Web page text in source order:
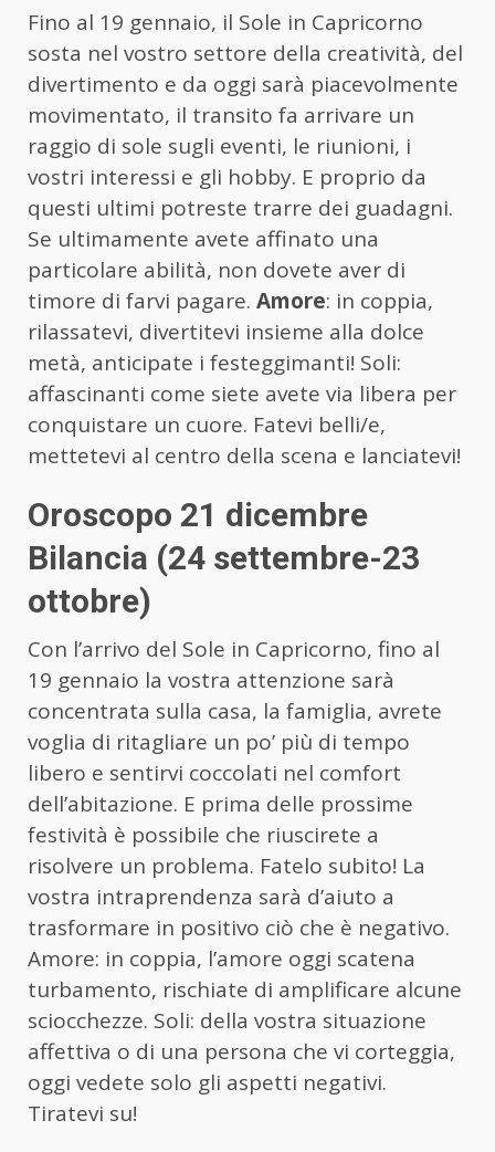
Fino al 19 gennaio, il Sole in Capricorno
sosta nel vostro settore della creatività, del
divertimento e da oggi sarà piacevolmente
movimentato, il transito fa arrivare un
raggio di sole sugli eventi, le riunioni, i
vostri interessi e gli hobby. E proprio da
questi ultimi potreste trarre dei guadagni.
Se ultimamente avete affinato una
particolare abilità, non dovete aver di
timore di farvi pagare. Amore: in coppia,
rilassatevi, divertitevi insieme alla dolce
metà, anticipate i festeggimanti! Soli:
affascinanti come siete avete via libera per
conquistare un cuore. Fatevi belli/e,
mettetevi al centro della scena e lanciatevi!
Oroscopo 21 dicembre
Bilancia (24 settembre-23
ottobre)
Con l’arrivo del Sole in Capricorno, fino al
19 gennaio la vostra attenzione sarà
concentrata sulla casa, la famiglia, avrete
voglia di ritagliare un po’ più di tempo
libero e sentirvi coccolati nel comfort
dell’abitazione. E prima delle prossime
festività è possibile che riuscirete a
risolvere un problema. Fatelo subito! La
vostra intraprendenza sarà d’aiuto a
trasformare in positivo ciò che è negativo.
Amore: in coppia, l’amore oggi scatena
turbamento, rischiate di amplificare alcune
sciocchezze. Soli: della vostra situazione
affettiva o di una persona che vi corteggia,
oggi vedete solo gli aspetti negativi.
Tiratevi su!